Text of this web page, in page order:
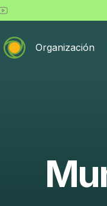
Organización